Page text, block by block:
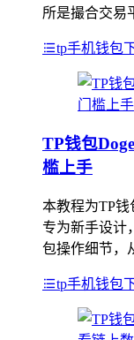
所是撮合交易
tp手机钱包
TP钱包
槛上手
本教程为TP钱
专为新手设计
包操作细节，
tp手机钱包